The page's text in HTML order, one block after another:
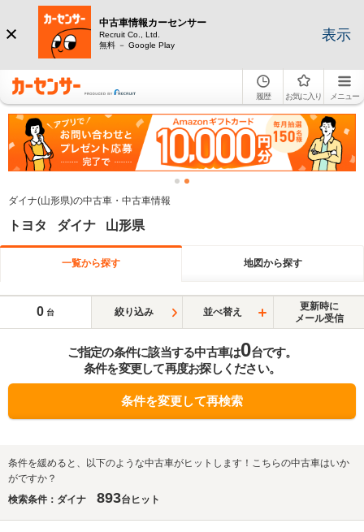
中古車情報カーセンサー
Recruit Co., Ltd.
無料 － Google Play
表示
履歴 お気に入り メニュー
ダイナ(山形県)の中古車・中古車情報
トヨタ ダイナ 山形県
一覧から探す 地図から探す
0 台 絞り込み 並べ替え
更新時に
メール受信
ご指定の条件に該当する中古車は0台です。
条件を変更して再度お探しください。
条件を変更して再検索
条件を緩めると、以下のような中古車がヒットします！こちらの中古車はいか
がですか？
検索条件：ダイナ
893台ヒット